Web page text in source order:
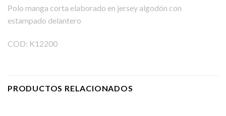
Polo manga corta elaborado en jersey algodón con
estampado delantero
COD: K12200
PRODUCTOS RELACIONADOS